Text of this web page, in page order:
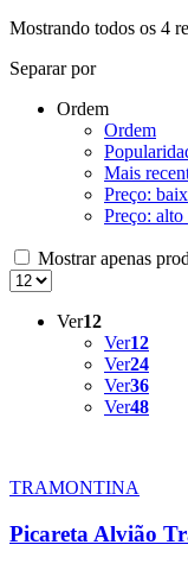
Mostrando todos os 4
Separar por
Ordem
Ordem
Mais
Preço:
Preço:
Mostrar apenas
Ver12
Ver12
Ver24
Ver36
Ver48
TRAMONTINA
Picareta Alvião